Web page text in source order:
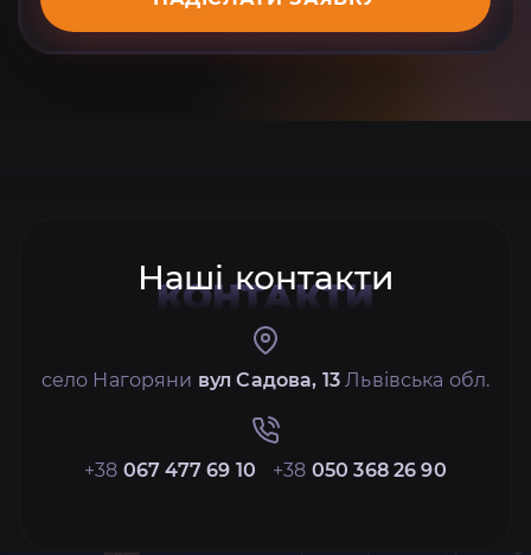
Наші контакти
КОНТАКТИ
село Нагоряни вул Садова, 13 Львівська обл.
+38 067 477 69 10 +38 050 368 26 90